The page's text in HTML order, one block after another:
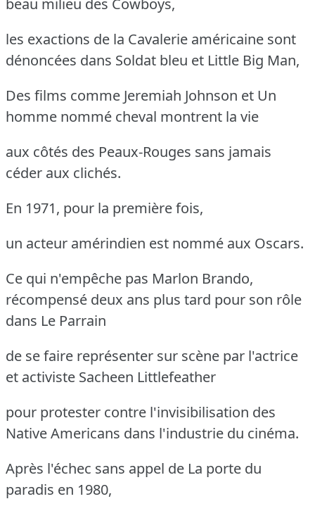
les exactions de la Cavalerie américaine sont
dénoncées dans Soldat bleu et Little Big Man,
Des films comme Jeremiah Johnson et Un
homme nommé cheval montrent la vie
aux côtés des Peaux-Rouges sans jamais
céder aux clichés.
En 1971, pour la première fois,
un acteur amérindien est nommé aux Oscars.
Ce qui n'empêche pas Marlon Brando,
récompensé deux ans plus tard pour son rôle
dans Le Parrain
de se faire représenter sur scène par l'actrice
et activiste Sacheen Littlefeather
pour protester contre l'invisibilisation des
Native Americans dans l'industrie du cinéma.
Après l'échec sans appel de La porte du
paradis en 1980,